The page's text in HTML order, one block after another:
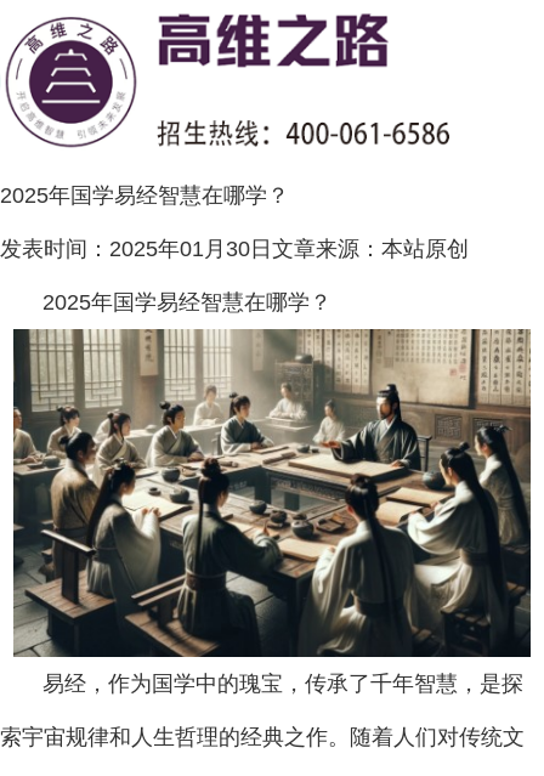
2025年国学易经智慧在哪学？
发表时间： 2025年01月30日 文章来源： 本站原创
2025年国学易经智慧在哪学？
易经，作为国学中的瑰宝，传承了千年智慧，是探
索宇宙规律和人生哲理的经典之作。随着人们对传统文